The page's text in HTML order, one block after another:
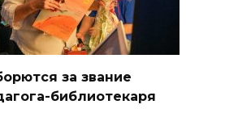
за звание
библиотекаря